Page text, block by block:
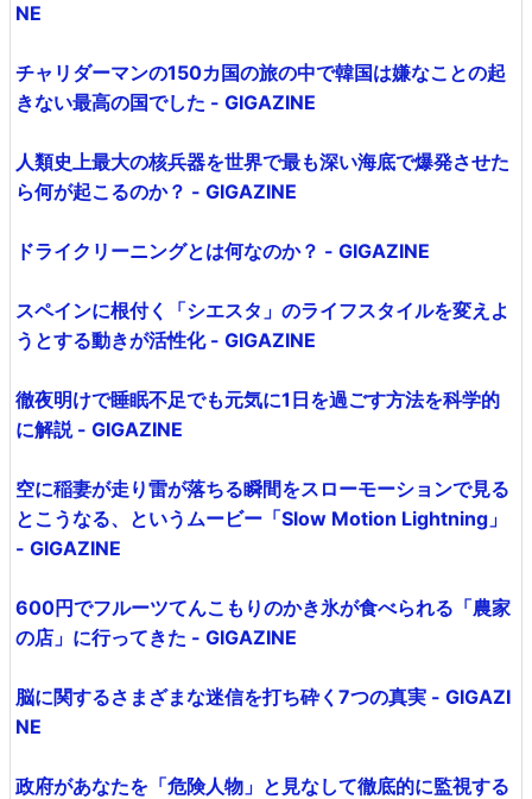
NE
チャリダーマンの150カ国の旅の中で韓国は嫌なことの起
きない最高の国でした - GIGAZINE
人類史上最大の核兵器を世界で最も深い海底で爆発させた
ら何が起こるのか？ - GIGAZINE
ドライクリーニングとは何なのか？ - GIGAZINE
スペインに根付く「シエスタ」のライフスタイルを変えよ
うとする動きが活性化 - GIGAZINE
徹夜明けで睡眠不足でも元気に1日を過ごす方法を科学的
に解説 - GIGAZINE
空に稲妻が走り雷が落ちる瞬間をスローモーションで見る
とこうなる、というムービー「Slow Motion Lightning」
- GIGAZINE
600円でフルーツてんこもりのかき氷が食べられる「農家
の店」に行ってきた - GIGAZINE
脳に関するさまざまな迷信を打ち砕く7つの真実 - GIGAZI
NE
政府があなたを「危険人物」と見なして徹底的に監視する